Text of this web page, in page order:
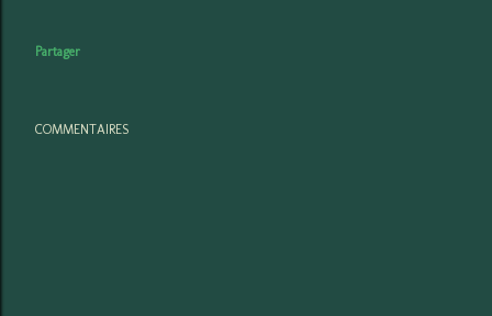
Partager
COMMENTAIRES